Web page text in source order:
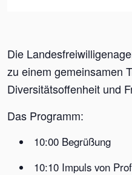
Die
zu einem gemeinsamen
Diversitätsoffenheit und
Das Programm:
10:00 Begrüßung
10:10 Impuls von